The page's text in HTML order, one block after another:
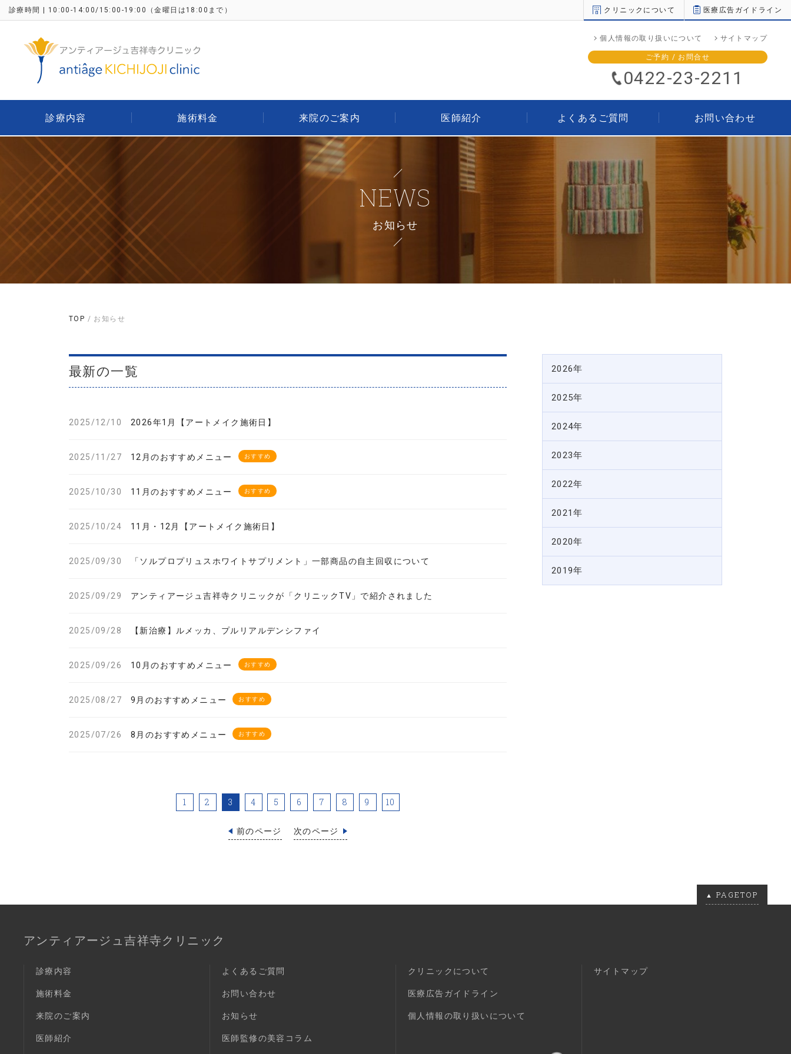
診療時間 | 10:00-14:00/15:00-19:00 （金曜日は18:00まで） クリニックについて 医療広告ガイドライン
個人情報の取り扱いについて サイトマップ
ご予約 / お問合せ
0422-23-2211
診療内容 施術料金 来院のご案内 医師紹介 よくあるご質問 お問い合わせ
NEWS
お知らせ
TOP / お知らせ
最新の一覧
2025/12/10 2026年1月【アートメイク施術日】
2025/11/27 12月のおすすめメニュー おすすめ
2025/10/30 11月のおすすめメニュー おすすめ
2025/10/24 11月・12月【アートメイク施術日】
2025/09/30 「ソルプロプリュスホワイトサプリメント」一部商品の自主回収について
2025/09/29 アンティアージュ吉祥寺クリニックが「クリニックTV」で紹介されました
2025/09/28 【新治療】ルメッカ、プルリアルデンシファイ
2025/09/26 10月のおすすめメニュー おすすめ
2025/08/27 9月のおすすめメニュー おすすめ
2025/07/26 8月のおすすめメニュー おすすめ
1 2 3 4 5 6 7 8 9 10
前のページ 次のページ
2026年
2025年
2024年
2023年
2022年
2021年
2020年
2019年
PAGETOP
アンティアージュ吉祥寺クリニック
診療内容
施術料金
来院のご案内
医師紹介
よくあるご質問
お問い合わせ
お知らせ
医師監修の美容コラム
クリニックについて
医療広告ガイドライン
個人情報の取り扱いについて
サイトマップ